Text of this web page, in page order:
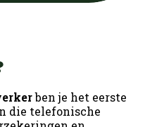
ben je het eerste
die telefonische